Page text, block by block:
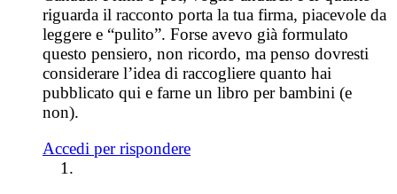
riguarda il racconto porta la tua firma, piacevole da
leggere e “pulito”. Forse avevo già formulato
questo pensiero, non ricordo, ma penso dovresti
considerare l’idea di raccogliere quanto hai
pubblicato qui e farne un libro per bambini (e
non).
Accedi per rispondere